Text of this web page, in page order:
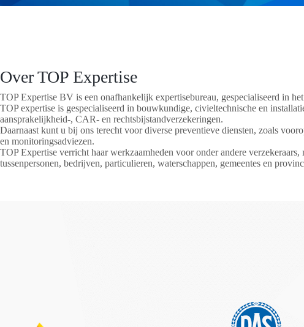
Over TOP Expertise
TOP Expertise BV is een onafhankelijk expertisebureau, gespecialiseerd in
TOP expertise is gespecialiseerd in bouwkundige, civieltechnische en
aansprakelijkheid-, CAR- en rechtsbijstandverzekeringen.
Daarnaast kunt u bij ons terecht voor diverse preventieve diensten, zoals
en monitoringsadviezen.
TOP Expertise verricht haar werkzaamheden voor onder andere
tussenpersonen, bedrijven, particulieren, waterschappen, gemeentes en